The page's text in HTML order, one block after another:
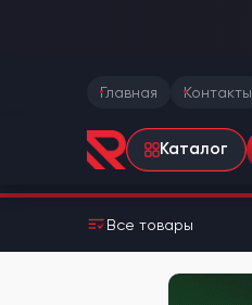
Главная Контакты
Каталог
Все товары